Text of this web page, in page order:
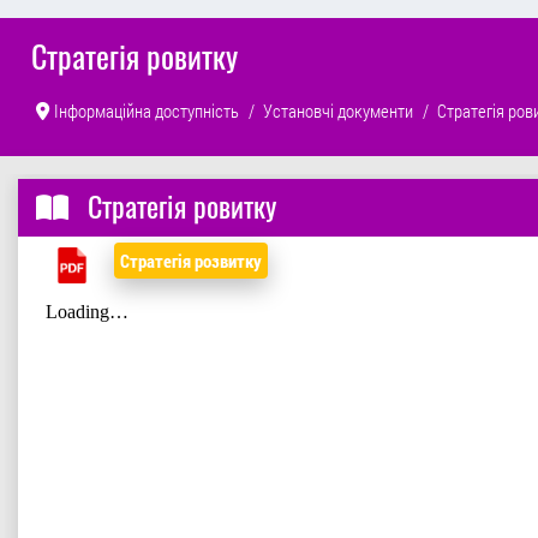
Стратегія ровитку
Інформаційна доступність Установчі документи Стратегія
Стратегія ровитку
Стратегія розвитку